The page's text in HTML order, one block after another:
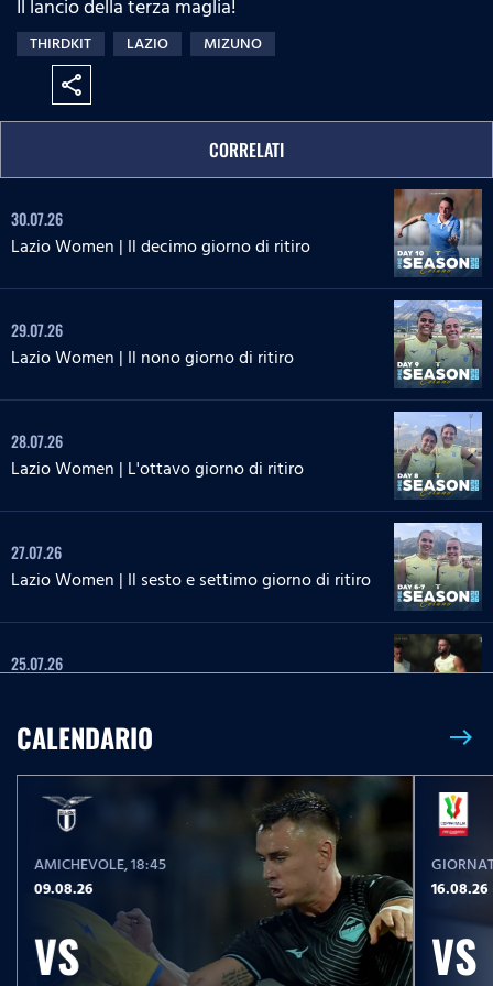
:
0
%
s
s
:
Il lancio della terza maglia!
THIRDKIT LAZIO MIZUNO
share
CORRELATI
30.07.26
Lazio Women | Il decimo giorno di ritiro
29.07.26
Lazio Women | Il nono giorno di ritiro
28.07.26
Lazio Women | L'ottavo giorno di ritiro
27.07.26
Lazio Women | Il sesto e settimo giorno di ritiro
25.07.26
25.07.26
Lazio Women | Il quinto giorno di ritiro
24.07.26
Il dodicesimo giorno di ritiro
CALENDARIO east
AMICHEVOLE, 18:45
09.08.26
VS
16.08.26
VS